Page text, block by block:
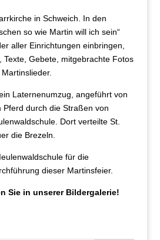
in Schweich. In den
so wie Martin will ich sein“
aller Einrichtungen einbringen,
Texte, Gebete, mitgebrachte Fotos
Laternenumzug, angeführt von
Pferd durch die Straßen von
Dort verteilte St.
die Brezeln.
für die
dieser Martinsfeier.
Sie in unserer Bildergalerie!